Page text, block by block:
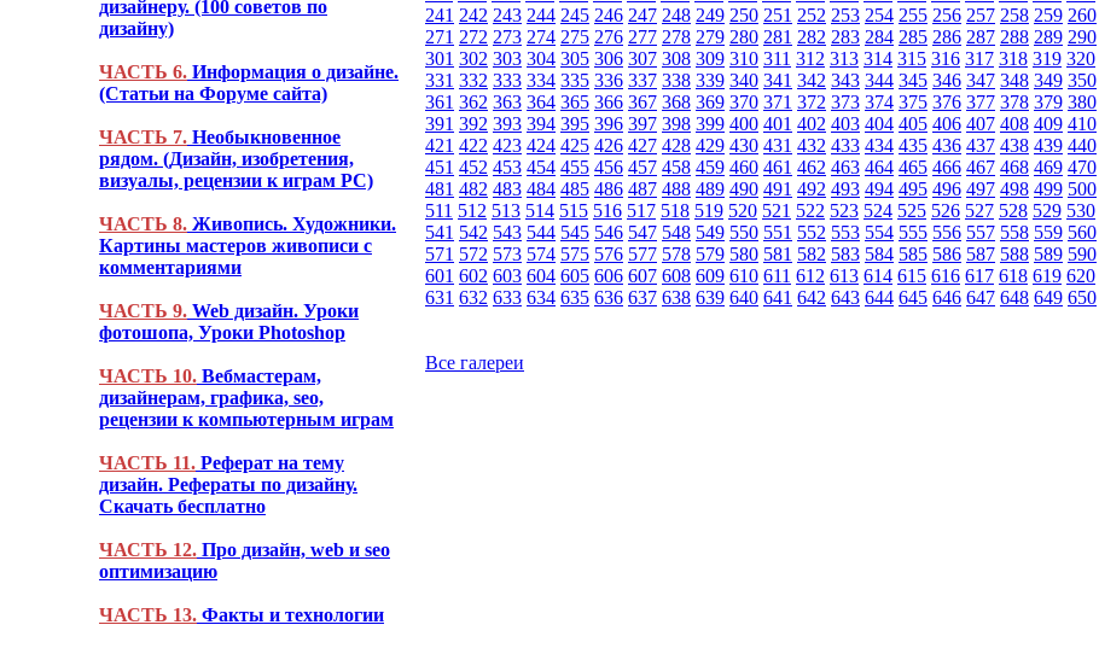
дизайнеру. (100 советов по
дизайну)
ЧАСТЬ 6. Информация о дизайне.
(Статьи на Форуме сайта)
ЧАСТЬ 7. Необыкновенное
рядом. (Дизайн, изобретения,
визуалы, рецензии к играм PC)
ЧАСТЬ 8. Живопись. Художники.
Картины мастеров живописи с
комментариями
ЧАСТЬ 9. Web дизайн. Уроки
фотошопа, Уроки Photoshop
ЧАСТЬ 10. Вебмастерам,
дизайнерам, графика, seo,
рецензии к компьютерным играм
ЧАСТЬ 11. Реферат на тему
дизайн. Рефераты по дизайну.
Скачать бесплатно
ЧАСТЬ 12. Про дизайн, web и seo
оптимизацию
ЧАСТЬ 13. Факты и технологии
241 242 243 244 245 246 247 248 249 250 251 252 253 254 255 256 257 258 259 260
271 272 273 274 275 276 277 278 279 280 281 282 283 284 285 286 287 288 289 290
301 302 303 304 305 306 307 308 309 310 311 312 313 314 315 316 317 318 319 320
331 332 333 334 335 336 337 338 339 340 341 342 343 344 345 346 347 348 349 350
361 362 363 364 365 366 367 368 369 370 371 372 373 374 375 376 377 378 379 380
391 392 393 394 395 396 397 398 399 400 401 402 403 404 405 406 407 408 409 410
421 422 423 424 425 426 427 428 429 430 431 432 433 434 435 436 437 438 439 440
451 452 453 454 455 456 457 458 459 460 461 462 463 464 465 466 467 468 469 470
481 482 483 484 485 486 487 488 489 490 491 492 493 494 495 496 497 498 499 500
511 512 513 514 515 516 517 518 519 520 521 522 523 524 525 526 527 528 529 530
541 542 543 544 545 546 547 548 549 550 551 552 553 554 555 556 557 558 559 560
571 572 573 574 575 576 577 578 579 580 581 582 583 584 585 586 587 588 589 590
601 602 603 604 605 606 607 608 609 610 611 612 613 614 615 616 617 618 619 620
631 632 633 634 635 636 637 638 639 640 641 642 643 644 645 646 647 648 649 650
Все галереи